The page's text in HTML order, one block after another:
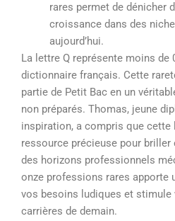
rares permet de dénicher
croissance dans des
aujourd’hui.
La lettre Q représente moins de
dictionnaire français. Cette
partie de Petit Bac en un
non préparés. Thomas, jeune
inspiration, a compris que
ressource précieuse pour
des horizons professionnels
onze professions rares apporte
vos besoins ludiques et stimule
carrières de demain.